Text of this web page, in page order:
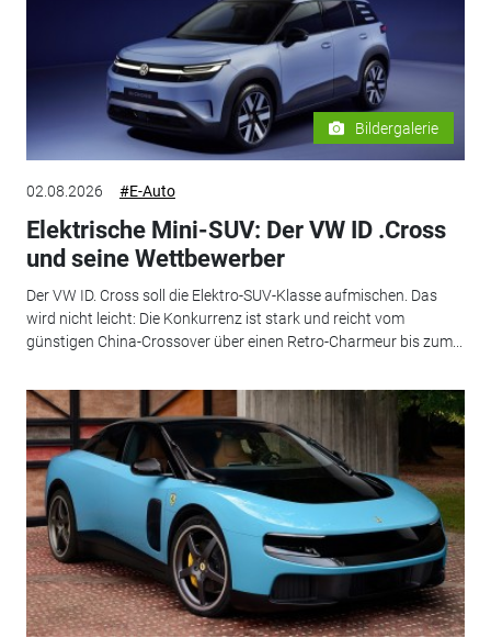
Bildergalerie
02.08.2026 #E-Auto
Elektrische Mini-SUV: Der VW ID .Cross
und seine Wettbewerber
Der VW ID. Cross soll die Elektro-SUV-Klasse aufmischen. Das
wird nicht leicht: Die Konkurrenz ist stark und reicht vom
günstigen China-Crossover über einen Retro-Charmeur bis zum...